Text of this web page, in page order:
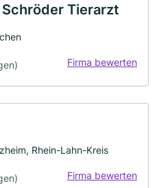
Tierarzt
Firma bewerten
Rhein-Lahn-Kreis
Firma bewerten